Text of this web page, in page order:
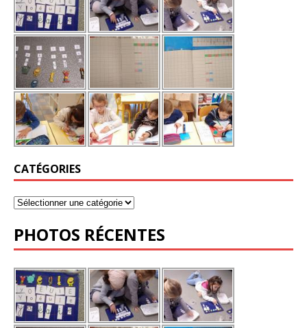
CATÉGORIES
PHOTOS RÉCENTES